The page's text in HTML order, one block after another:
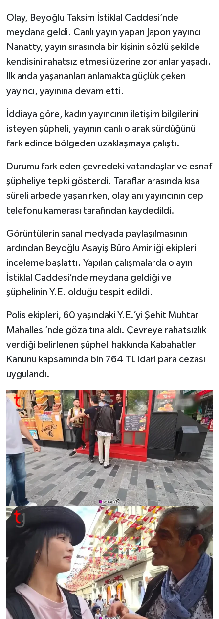
Olay, Beyoğlu Taksim İstiklal Caddesi’nde
meydana geldi. Canlı yayın yapan Japon yayıncı
Nanatty, yayın sırasında bir kişinin sözlü şekilde
kendisini rahatsız etmesi üzerine zor anlar yaşadı.
İlk anda yaşananları anlamakta güçlük çeken
yayıncı, yayınına devam etti.
İddiaya göre, kadın yayıncının iletişim bilgilerini
isteyen şüpheli, yayının canlı olarak sürdüğünü
fark edince bölgeden uzaklaşmaya çalıştı.
Durumu fark eden çevredeki vatandaşlar ve esnaf
şüpheliye tepki gösterdi. Taraflar arasında kısa
süreli arbede yaşanırken, olay anı yayıncının cep
telefonu kamerası tarafından kaydedildi.
Görüntülerin sanal medyada paylaşılmasının
ardından Beyoğlu Asayiş Büro Amirliği ekipleri
inceleme başlattı. Yapılan çalışmalarda olayın
İstiklal Caddesi’nde meydana geldiği ve
şüphelinin Y.E. olduğu tespit edildi.
Polis ekipleri, 60 yaşındaki Y.E.’yi Şehit Muhtar
Mahallesi’nde gözaltına aldı. Çevreye rahatsızlık
verdiği belirlenen şüpheli hakkında Kabahatler
Kanunu kapsamında bin 764 TL idari para cezası
uygulandı.